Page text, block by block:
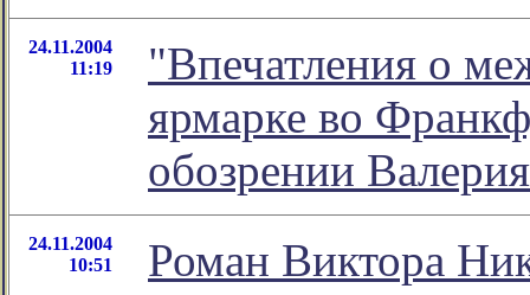
24.11.2004
11:19
"Впечатления о
ярмарке во
обозрении
24.11.2004
10:51
Роман Виктора